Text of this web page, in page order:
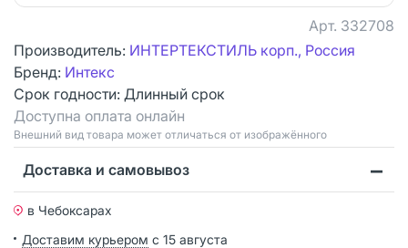
Арт. 332708
Производитель: ИНТЕРТЕКСТИЛЬ корп., Россия
Бренд: Интекс
Срок годности: Длинный срок
Доступна оплата онлайн
Bнешний вид товара может отличаться от изображённого
Доставка и самовывоз
в Чебоксарах
Доставим курьером с 15 августа